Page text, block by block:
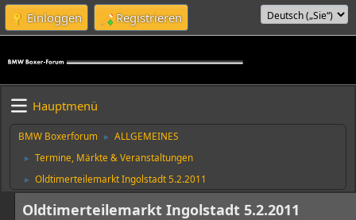
Einloggen Registrieren
Hauptmenü
BMW Boxerforum ► ALLGEMEINES
► Termine, Märkte & Veranstaltungen
► Oldtimerteilemarkt Ingolstadt 5.2.2011
Oldtimerteilemarkt Ingolstadt 5.2.2011